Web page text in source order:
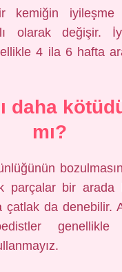
kemiğin iyileşme
olarak değişir.
4 ila 6 hafta
daha
mı?
parçalar bir arada
çatlak da denebilir.
genellikle